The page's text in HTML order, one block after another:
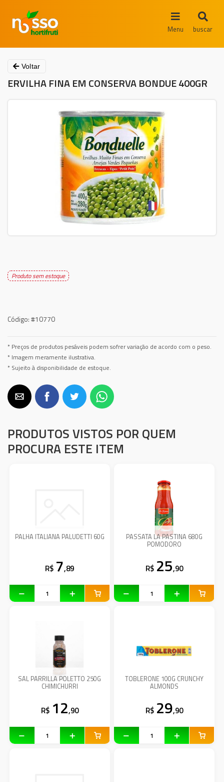
Menu buscar
Voltar
ERVILHA FINA EM CONSERVA BONDUE 400GR
Produto sem estoque
Código:#10770
* Preços de produtos pesáveis podem sofrer variação de acordo com o peso.
* Imagem meramente ilustrativa.
* Sujeito à disponibilidade de estoque.
PRODUTOS VISTOS POR QUEM
PROCURA ESTE ITEM
PALHA ITALIANA PALUDETTI 60G
R$ 7,89
PASSATA LA PASTINA 680G
POMODORO
R$ 25,90
SAL PARRILLA POLETTO 250G
CHIMICHURRI
R$ 12,90
TOBLERONE 100G CRUNCHY
ALMONDS
R$ 29,90